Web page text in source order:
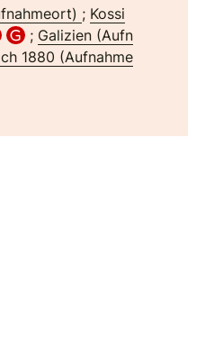
; Kossi
; Galizien (Aufn
1880 (Aufnahme